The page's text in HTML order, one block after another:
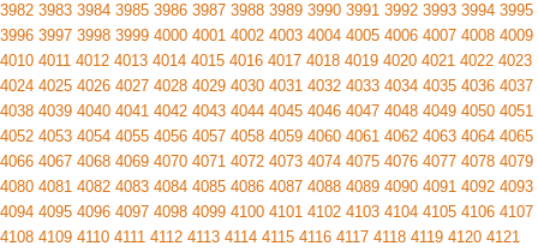
3982 3983 3984 3985 3986 3987 3988 3989 3990 3991 3992 3993 3994 3995
3996 3997 3998 3999 4000 4001 4002 4003 4004 4005 4006 4007 4008 4009
4010 4011 4012 4013 4014 4015 4016 4017 4018 4019 4020 4021 4022 4023
4024 4025 4026 4027 4028 4029 4030 4031 4032 4033 4034 4035 4036 4037
4038 4039 4040 4041 4042 4043 4044 4045 4046 4047 4048 4049 4050 4051
4052 4053 4054 4055 4056 4057 4058 4059 4060 4061 4062 4063 4064 4065
4066 4067 4068 4069 4070 4071 4072 4073 4074 4075 4076 4077 4078 4079
4080 4081 4082 4083 4084 4085 4086 4087 4088 4089 4090 4091 4092 4093
4094 4095 4096 4097 4098 4099 4100 4101 4102 4103 4104 4105 4106 4107
4108 4109 4110 4111 4112 4113 4114 4115 4116 4117 4118 4119 4120 4121